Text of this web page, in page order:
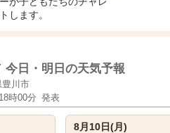
します。
今日・明日の天気予報
川市
時00分 発表
8月10日(月)